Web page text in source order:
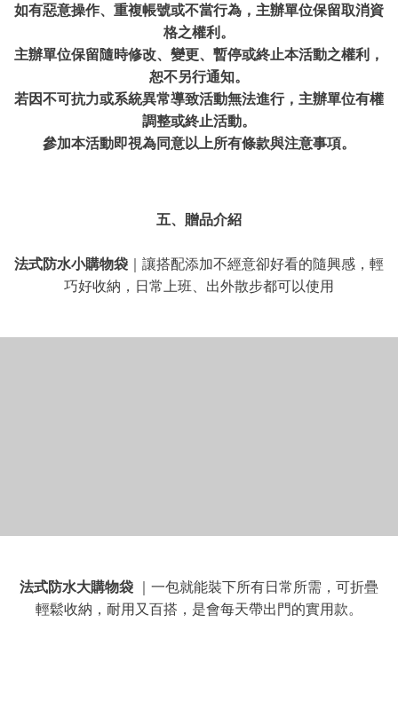
如有惡意操作、重複帳號或不當行為，主辦單位保留取消資
格之權利。
主辦單位保留隨時修改、變更、暫停或終止本活動之權利，
恕不另行通知。
若因不可抗力或系統異常導致活動無法進行，主辦單位有權
調整或終止活動。
參加本活動即視為同意以上所有條款與注意事項。
五、贈品介紹
法式防水小購物袋 ｜讓搭配添加不經意卻好看的隨興感，輕
巧好收納，日常上班、出外散步都可以使用
法式防水大購物袋 ｜一包就能裝下所有日常所需，可折疊
輕鬆收納，耐用又百搭，是會每天帶出門的實用款。